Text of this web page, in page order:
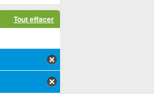
Tout effacer